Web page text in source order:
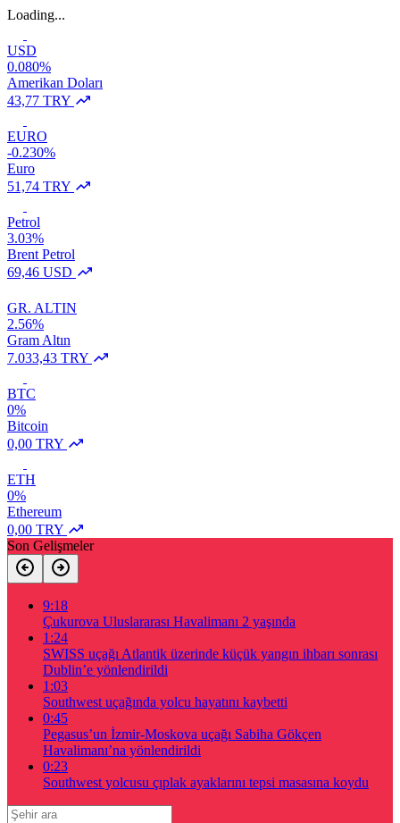
Loading...
USD
0.080%
Amerikan Doları
43,77 TRY
EURO
-0.230%
Euro
51,74 TRY
Petrol
3.03%
Brent Petrol
69,46 USD
GR. ALTIN
2.56%
Gram Altın
7.033,43 TRY
BTC
0%
Bitcoin
0,00 TRY
ETH
0%
Ethereum
0,00 TRY
Son Gelişmeler
9:18
Çukurova Uluslararası Havalimanı 2 yaşında
1:24
SWISS uçağı Atlantik üzerinde küçük yangın ihbarı sonrası
Dublin’e yönlendirildi
1:03
Southwest uçağında yolcu hayatını kaybetti
0:45
Pegasus’un İzmir-Moskova uçağı Sabiha Gökçen
Havalimanı’na yönlendirildi
0:23
Southwest yolcusu çıplak ayaklarını tepsi masasına koydu